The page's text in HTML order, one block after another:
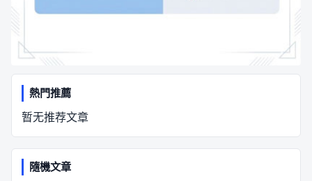
熱門推薦
暂无推荐文章
隨機文章